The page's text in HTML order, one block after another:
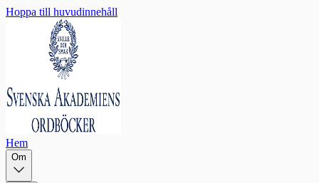
Hoppa till huvudinnehåll
Hem
Om